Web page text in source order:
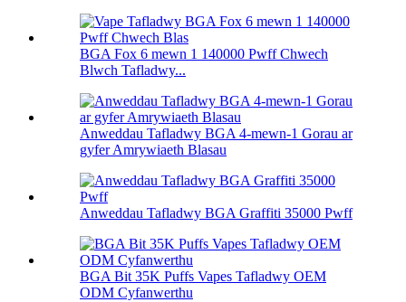
BGA Fox 6 mewn 1 140000 Pwff Chwech
Blwch Tafladwy...
Anweddau Tafladwy BGA 4-mewn-1 Gorau ar
gyfer Amrywiaeth Blasau
Anweddau Tafladwy BGA Graffiti 35000 Pwff
BGA Bit 35K Puffs Vapes Tafladwy OEM
ODM Cyfanwerthu